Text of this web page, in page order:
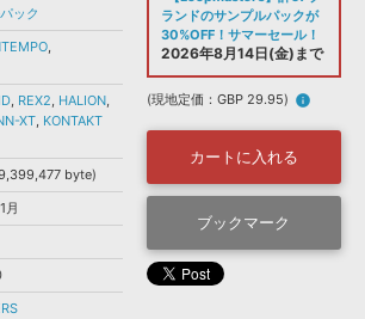
楽曲配信流通 サービス
無償のサウンド管理ソフト
次世代型 ボーカル・エディタ
ック
,
, REX2, HALION,
XT, KONTAKT
byte)
月
ランドのサンプルパックが
30%OFF！サマーセール！
2026年8月14日(金)まで
(現地定価：GBP 29.95) info
カートに入れる
ブックマーク